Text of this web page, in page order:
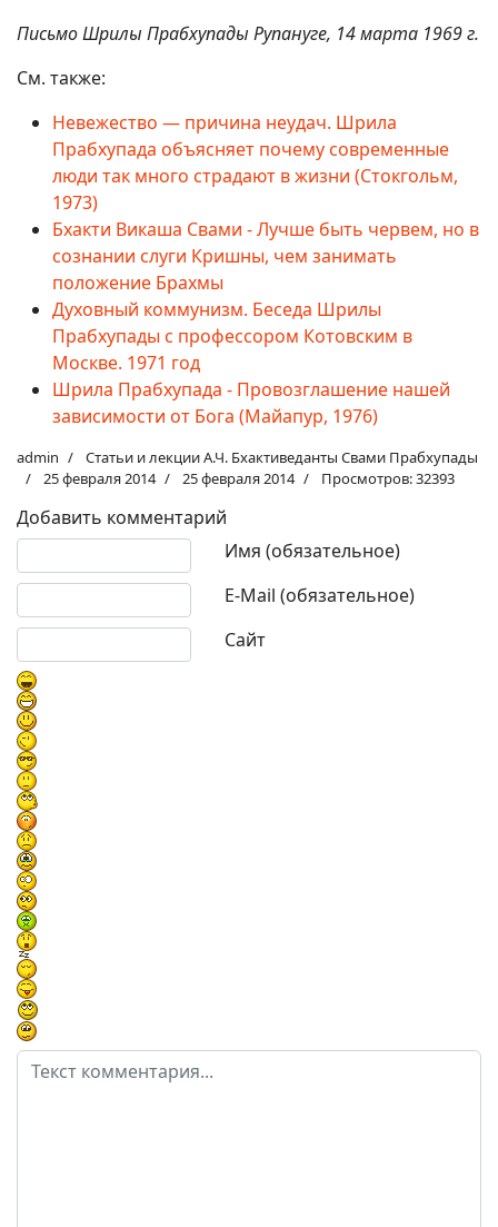
Письмо Шрилы Прабхупады Рупануге, 14 марта 1969 г.
См. также:
Невежество — причина неудач. Шрила
Прабхупада объясняет почему современные
люди так много страдают в жизни (Стокгольм,
1973)
Бхакти Викаша Свами - Лучше быть червем, но в
сознании слуги Кришны, чем занимать
положение Брахмы
Духовный коммунизм. Беседа Шрилы
Прабхупады с профессором Котовским в
Москве. 1971 год
Шрила Прабхупада - Провозглашение нашей
зависимости от Бога (Майапур, 1976)
admin
Статьи и лекции А.Ч. Бхактиведанты Свами Прабхупады
25 февраля 2014
25 февраля 2014 Просмотров: 32393
Добавить комментарий
Имя (обязательное)
E-Mail (обязательное)
Сайт
Текст комментария